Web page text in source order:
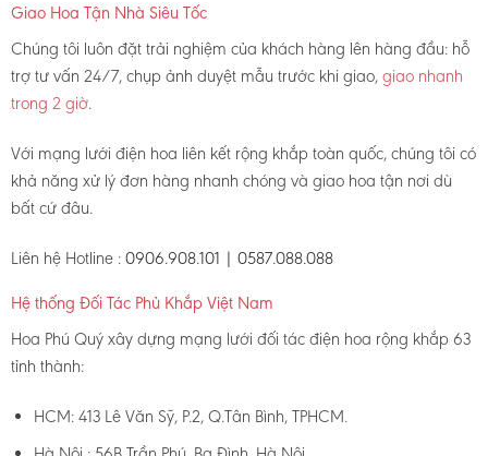
Giao Hoa Tận Nhà Siêu Tốc
Chúng tôi luôn đặt trải nghiệm của khách hàng lên hàng đầu: hỗ
trợ tư vấn 24/7, chụp ảnh duyệt mẫu trước khi giao,giao nhanh
trong 2 giờ.
Với mạng lưới điện hoa liên kết rộng khắp toàn quốc, chúng tôi có
khả năng xử lý đơn hàng nhanh chóng và giao hoa tận nơi dù
bất cứ đâu.
Liên hệ Hotline : 0906.908.101 | 0587.088.088
Hệ thống Đối Tác Phủ Khắp Việt Nam
Hoa Phú Quý xây dựng mạng lưới đối tác điện hoa rộng khắp 63
tỉnh thành:
HCM: 413 Lê Văn Sỹ, P.2, Q.Tân Bình, TPHCM.